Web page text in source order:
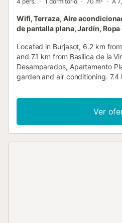
Wifi, Terraza, Aire
de pantalla plana, Jardín, Ropa
Located in Burjasot, 6.2 km
and 7.1 km from Basilica de la
Desamparados, Apartamento
garden and air conditioning.
Ver